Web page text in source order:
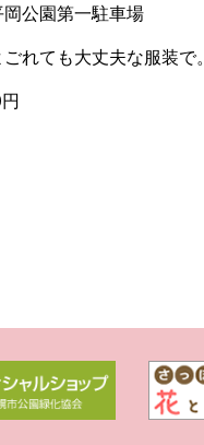
公園第一駐車場
れても大丈夫な服装で